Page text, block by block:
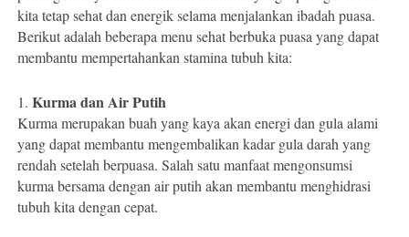
kita tetap sehat dan energik selama menjalankan ibadah puasa.
Berikut adalah beberapa menu sehat berbuka puasa yang dapat
membantu mempertahankan stamina tubuh kita:
1.Kurma dan Air Putih
Kurma merupakan buah yang kaya akan energi dan gula alami
yang dapat membantu mengembalikan kadar gula darah yang
rendah setelah berpuasa. Salah satu manfaat mengonsumsi
kurma bersama dengan air putih akan membantu menghidrasi
tubuh kita dengan cepat.